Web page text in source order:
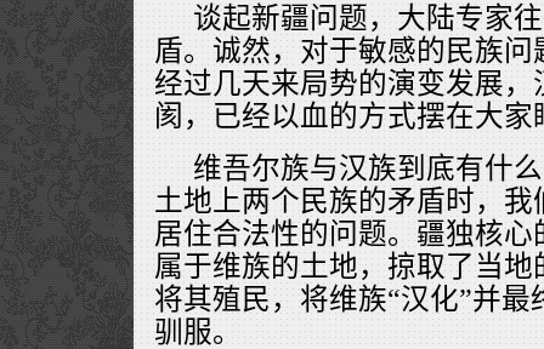
谈起新疆问题，大陆专家
盾。诚然，对于敏感的民族
经过几天来局势的演变发展
阂，已经以血的方式摆在大家
维吾尔族与汉族到底有什
土地上两个民族的矛盾时，
居住合法性的问题。疆独核
属于维族的土地，掠取了当
将其殖民，将维族“汉化”并
驯服。